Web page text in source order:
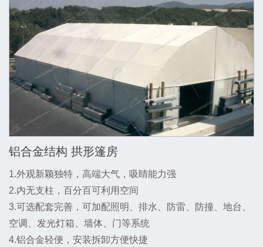
铝合金结构 拱形篷房
1.外观新颖独特，高端大气，吸睛能力强
2.内无支柱，百分百可利用空间
3.可选配套完善，可加配照明、排水、防雷、防撞、地台、
空调、发光灯箱、墙体、门等系统
4.铝合金轻便，安装拆卸方便快捷